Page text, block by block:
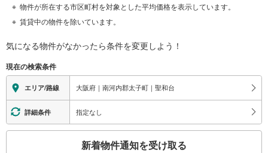
物件が所在する市区町村を対象とした平均価格を表示しています。
賃貸中の物件を除いています。
気になる物件がなかったら条件を変更しよう！
現在の検索条件
エリア/路線 大阪府｜南河内郡太子町｜聖和台
詳細条件 指定なし
新着物件通知を受け取る